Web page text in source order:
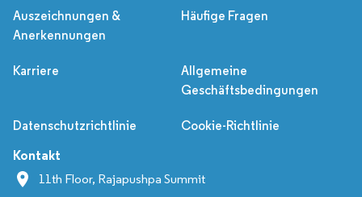
Auszeichnungen &
Anerkennungen
Häufige Fragen
Karriere
Allgemeine
Geschäftsbedingungen
Datenschutzrichtlinie Cookie-Richtlinie
Kontakt
11th Floor, Rajapushpa Summit